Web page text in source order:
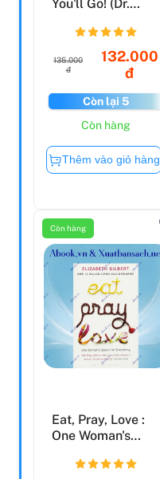
You'll Go! (Dr.
135.000
đ
132.000
đ
Còn lại 5
Còn hàng
Thêm vào giỏ hàng
Còn hàng
Eat, Pray, Love :
One Woman's
Everythin...